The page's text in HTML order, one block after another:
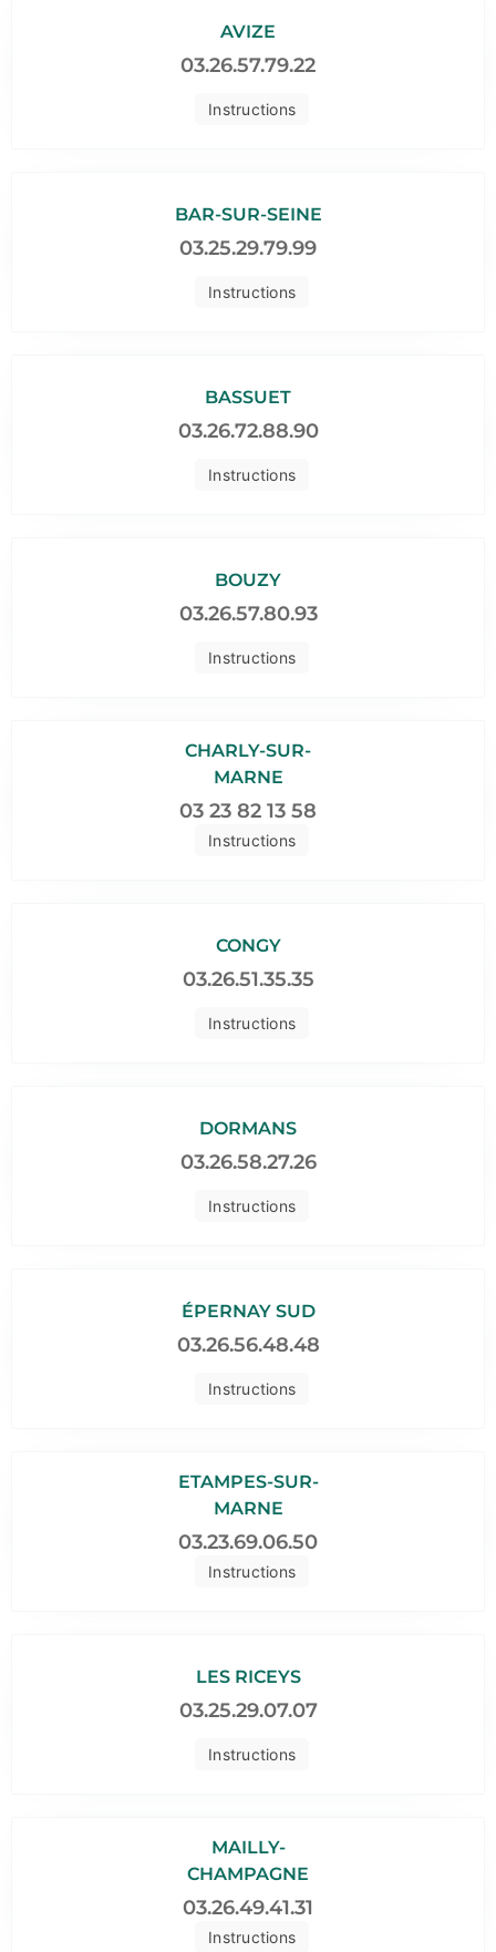
Instructions
AVIZE
03.26.57.79.22
Instructions
BAR-SUR-SEINE
03.25.29.79.99
Instructions
BASSUET
03.26.72.88.90
Instructions
BOUZY
03.26.57.80.93
Instructions
CHARLY-SUR-
MARNE
03 23 82 13 58
Instructions
CONGY
03.26.51.35.35
Instructions
DORMANS
03.26.58.27.26
Instructions
ÉPERNAY SUD
03.26.56.48.48
Instructions
ETAMPES-SUR-
MARNE
03.23.69.06.50
Instructions
LES RICEYS
03.25.29.07.07
Instructions
MAILLY-
CHAMPAGNE
03.26.49.41.31